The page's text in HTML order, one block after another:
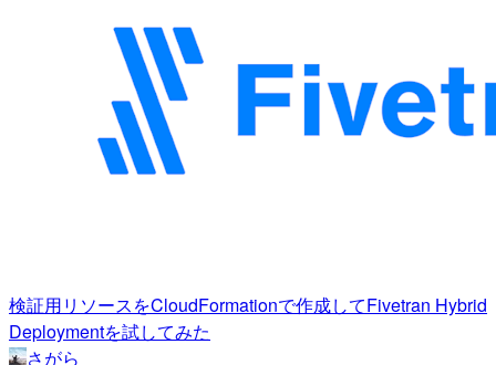
検証用リソースをCloudFormationで作成してFivetran Hybrid
Deploymentを試してみた
さがら